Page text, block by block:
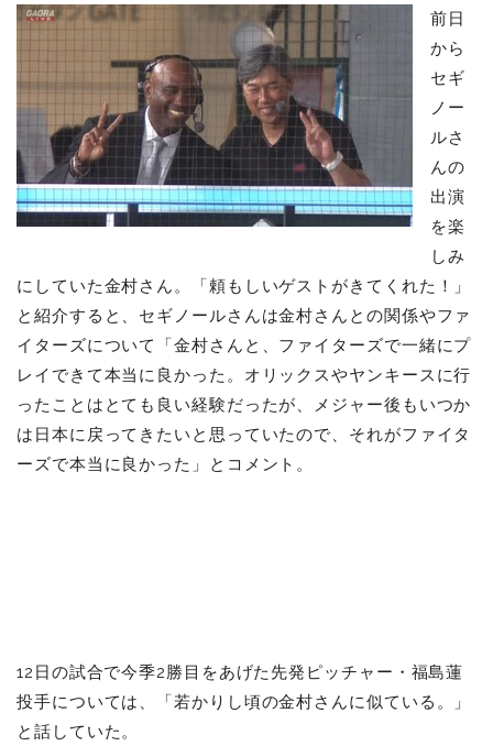
前日
から
セギ
ノー
ルさ
んの
出演
を楽
しみ
にしていた金村さん。「頼もしいゲストがきてくれた！」
と紹介すると、セギノールさんは金村さんとの関係やファ
イターズについて「金村さんと、ファイターズで一緒にプ
レイできて本当に良かった。オリックスやヤンキースに行
ったことはとても良い経験だったが、メジャー後もいつか
は日本に戻ってきたいと思っていたので、それがファイタ
ーズで本当に良かった」とコメント。
12日の試合で今季2勝目をあげた先発ピッチャー・福島蓮
投手については、「若かりし頃の金村さんに似ている。」
と話していた。